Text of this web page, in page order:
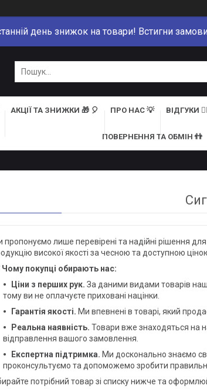
день знижок на товари! Встигни
АКЦІЇ ТА ЗНИЖКИ 🎁 🎈 ПРО НАС 💡 ВІДГУКИ
ПОВЕРНЕННЯ ТА ОБМІН 👬
пропонуємо лише перевірені та надійні рішення
високої якості за чесною та доступною
Чому покупці обирають нас:
Ціни з перших рук. За даними видами товарів
тому ви не оплачуєте приховані націнки.
Гарантія якості. Ми впевнені в товарі, який
Реальна наявність. Товари вже знаходяться на
відправлення вашого замовлення.
Експертна підтримка. Ми досконально знаємо
проконсультуємо та допоможемо зробити
потрібний товар зі списку нижче та